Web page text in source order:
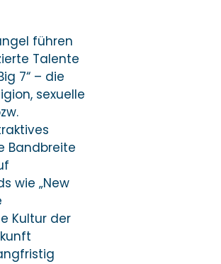
führen
Talente
7“ – die
sexuelle
Bandbreite
wie „New
Kultur der